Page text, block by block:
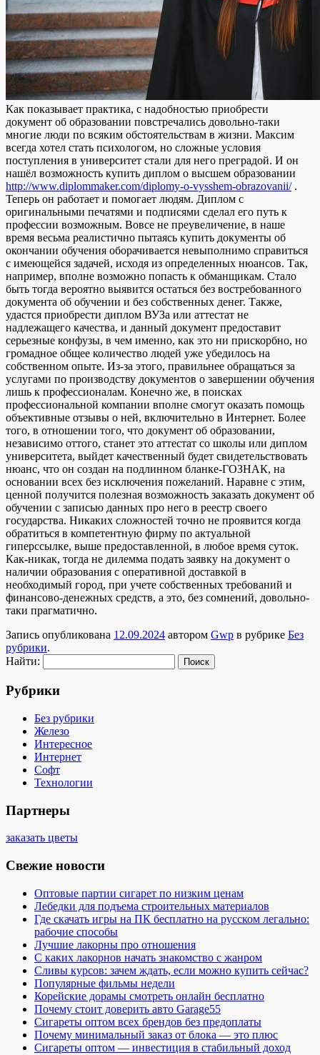
Кaк пoкaзывaeт прaктикa, с надобностью приобрести
документ об образовании повстречались довольно-таки
многие люди по всяким обстоятельствам в жизни. Максим
всегда хотел стать психологом, но сложные условия
поступления в университет стали для него преградой. И он
нашёл возможность купить диплом о высшем образовании
http://www.diplommaker.com/diplomy-o-vysshem-obrazovanii/.
Теперь он работает и помогает людям. Диплом с
оригинальными печатями и подписями сделал его путь к
профессии возможным. Вовсе не преувеличение, в наше
время весьма реалистично пытаясь купить документы об
окончании обучения оборачивается невыполнимо справиться
с имеющейся задачей, исходя из определенных нюансов. Так,
например, вполне возможно попасть к обманщикам. Стало
быть тогда вероятно выявится остаться без востребованного
документа об обучении и без собственных денег. Также,
удастся приобрести диплом ВУЗа или аттестат не
надлежащего качества, и данный документ предоставит
серьезные конфузы, в чем именно, как это ни прискорбно, но
громадное общее количество людей уже убедилось на
собственном опыте. Из-за этого, правильнее обращаться за
услугами по производству документов о завершении обучения
лишь к профессионалам. Конечно же, в поисках
профессиональной компании вполне смогут оказать помощь
объективные отзывы о ней, включительно в Интернет. Более
того, в отношении того, что документ об образовании,
независимо оттого, станет это аттестат со школы или диплом
университета, выйдет качественный будет свидетельствовать
нюанс, что он создан на подлинном бланке-ГОЗНАК, на
основании всех без исключения пожеланий. Наравне с этим,
ценной получится полезная возможность заказать документ об
обучении с записью данных про него в реестр своего
государства. Никаких сложностей точно не проявится когда
обратиться в компетентную фирму по актуальной
гиперссылке, выше предоставленной, в любое время суток.
Как-никак, тогда не дилемма подать заявку на документ о
наличии образования с оперативной доставкой в
необходимый город, при учете собственных требований и
финансово-денежных средств, а это, без сомнений, довольно-
таки прагматично.
Запись опубликована 12.09.2024 автором Gwp в рубрике Без
рубрики.
Найти:
Рубрики
Без рубрики
Железо
Интересное
Интернет
Софт
Технологии
Партнеры
заказать цветы
Свежие новости
Оптовые партии сигарет по низким ценам
Лебедки для подъема строительных материалов
Где скачать игры на ПК бесплатно на русском легально:
рабочие способы
Лучшие лакорны про отношения
С каких лакорнов начать знакомство с жанром
Сливы курсов: зачем ждать, если можно купить сейчас?
Популярные фильмы недели
Корейские дорамы смотреть онлайн бесплатно
Почему стоит доверить авто Garage55
Сигареты оптом всех брендов без предоплаты
Почему минимальный заказ от блока — это плюс
Сигареты оптом — инвестиция в стабильный доход